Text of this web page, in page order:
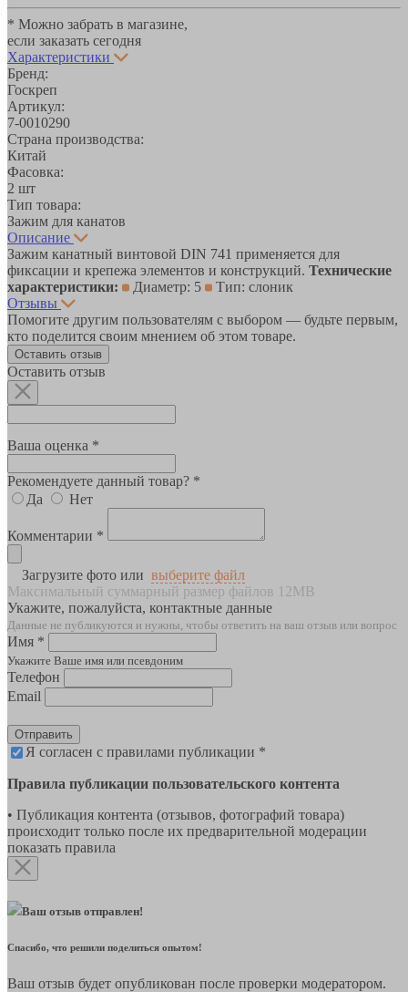
* Можно забрать в магазине,
если заказать сегодня
Характеристики
Бренд:
Госкреп
Артикул:
7-0010290
Страна производства:
Китай
Фасовка:
2 шт
Тип товара:
Зажим для канатов
Описание
Зажим канатный винтовой DIN 741 применяется для
фиксации и крепежа элементов и конструкций. Технические
характеристики:
Диаметр: 5
Тип: слоник
Отзывы
Помогите другим пользователям с выбором — будьте первым,
кто поделится своим мнением об этом товаре.
Оставить отзыв
Оставить отзыв
Ваша оценка *
Рекомендуете данный товар? *
Да
Нет
Комментарии *
Загрузите фото или выберите файл
Максимальный суммарный размер файлов 12MB
Укажите, пожалуйста, контактные данные
Данные не публикуются и нужны, чтобы ответить на ваш отзыв или вопрос
Имя *
Укажите Ваше имя или псевдоним
Телефон
Email
Отправить
Я согласен с правилами публикации *
Правила публикации пользовательского контента
• Публикация контента (отзывов, фотографий товара)
происходит только после их предварительной модерации
показать правила
Ваш отзыв отправлен!
Спасибо, что решили поделиться опытом!
Ваш отзыв будет опубликован после проверки модератором.